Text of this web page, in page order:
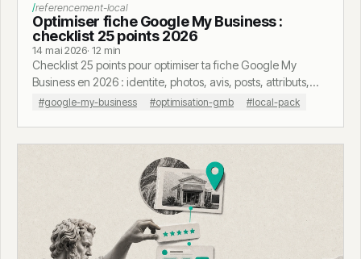
referencement-local
Optimiser fiche Google My Business :
checklist 25 points 2026
14 mai 2026· 12 min
Checklist 25 points pour optimiser ta fiche Google My
Business en 2026 : identite, photos, avis, posts, attributs,
maillage fiche-site. Ce qui ranke vraiment.
#google-my-business #optimisation-gmb #local-pack